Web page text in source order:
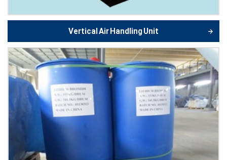
Vertical Air Handling Unit